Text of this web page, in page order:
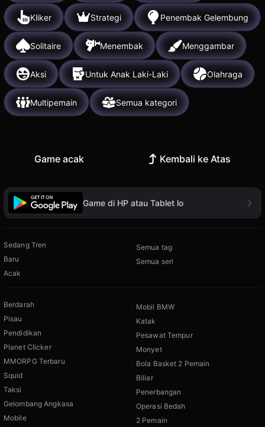
Kliker Strategi Penembak Gelembung
Solitaire Menembak Menggambar
Aksi Untuk Anak Laki-Laki Olahraga
Multipemain Semua kategori
Game acak Kembali ke Atas
Game di HP atau Tablet lo
Sedang Tren
Baru
Acak
Semua tag
Semua seri
Berdarah
Pisau
Pendidikan
Planet Clicker
MMORPG Terbaru
Squid
Taksi
Gelombang Angkasa
Mobile
Mobil BMW
Katak
Pesawat Tempur
Monyet
Bola Basket 2 Pemain
Biliar
Penerbangan
Operasi Bedah
2 Pemain